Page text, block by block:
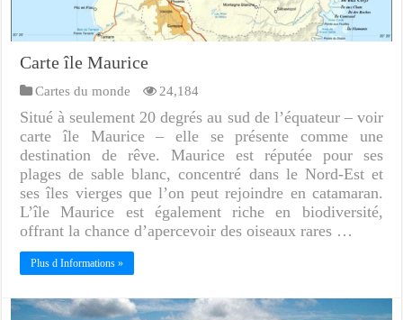
Carte île Maurice
Cartes du monde 24,184
Situé à seulement 20 degrés au sud de l’équateur – voir
carte île Maurice – elle se présente comme une
destination de rêve. Maurice est réputée pour ses
plages de sable blanc, concentré dans le Nord-Est et
ses îles vierges que l’on peut rejoindre en catamaran.
L’île Maurice est également riche en biodiversité,
offrant la chance d’apercevoir des oiseaux rares …
Plus d Informations »